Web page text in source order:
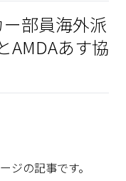
部員海外派
あす協
ジの記事です。